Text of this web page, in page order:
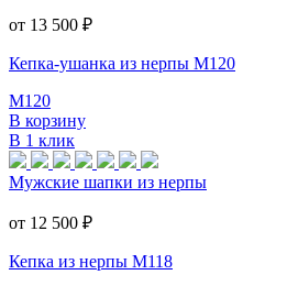
от 13 500 ₽
Кепка-ушанка из нерпы M120
M120
В корзину
В 1 клик
Мужские шапки из нерпы
от 12 500 ₽
Кепка из нерпы M118